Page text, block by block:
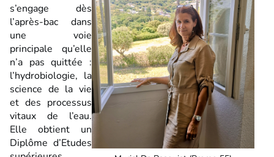
s’engage dès
l’après-bac dans
une voie
principale qu’elle
n’a pas quittée :
l’hydrobiologie, la
science de la vie
et des processus
vitaux de l’eau.
Elle obtient un
Diplôme d’Etudes